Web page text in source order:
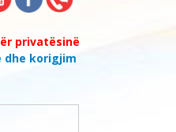
privatësinë
dhe korigjim